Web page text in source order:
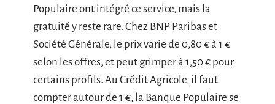
Populaire ont intégré ce service, mais la
gratuité y reste rare. Chez BNP Paribas et
Société Générale, le prix varie de 0,80 € à 1 €
selon les offres, et peut grimper à 1,50 € pour
certains profils. Au Crédit Agricole, il faut
compter autour de 1 €, la Banque Populaire se